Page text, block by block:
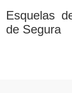
Esquelas
de Segura